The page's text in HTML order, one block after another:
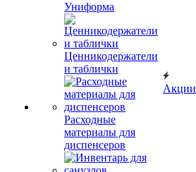
Униформа
Ценникодержатели
и таблички
Расходные
материалы для
диспенсеров
Акции